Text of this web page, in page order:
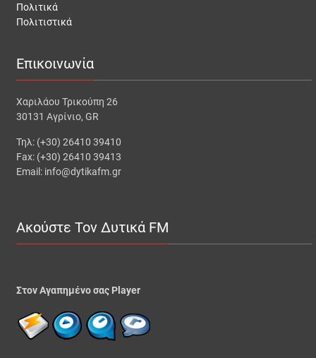
Πολιτικά
Πολιτιστικά
Επικοινωνία
Χαριλάου Τρικούπη 26
30131 Αγρίνιο, GR
Τηλ: (+30) 26410 39410
Fax: (+30) 26410 39413
Email: info@dytikafm.gr
Ακούστε Τον Δυτικά FM
Στον Αγαπημένο σας Player